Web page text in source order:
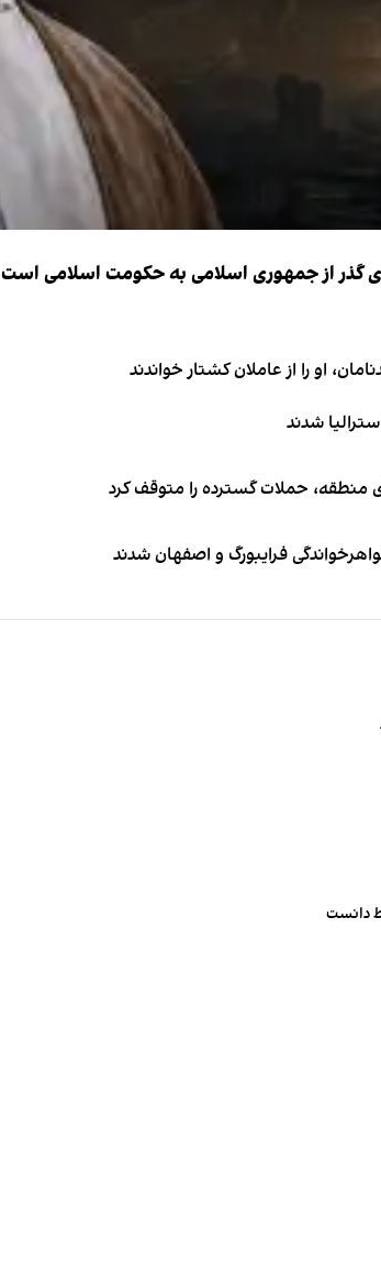
گذر از جمهوری اسلامی به حکومت اسلامی است
او را از عاملان کشتار خواندند
منطقه، حملات گسترده را متوقف کرد
فرایبورگ و اصفهان شدند
دانست